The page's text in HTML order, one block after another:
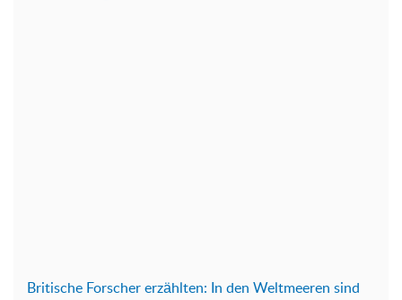
Britische Forscher erzählten: In den Weltmeeren sind